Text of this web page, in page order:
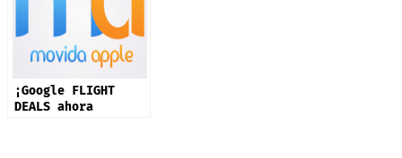
¡Google FLIGHT
DEALS ahora